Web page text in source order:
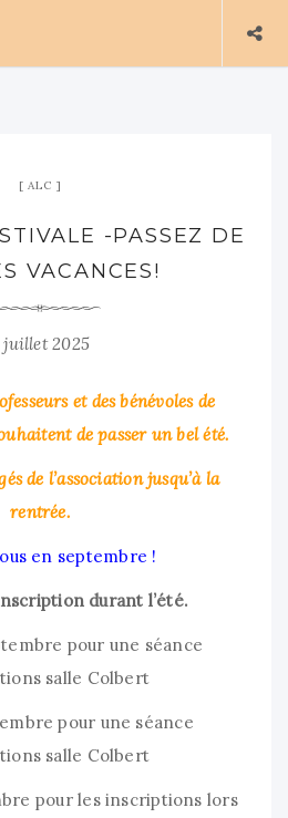
ALC
-PASSEZ DE
VACANCES!
juillet 2025
et des bénévoles de
de passer un bel été.
de l’association jusqu’à la
rentrée.
en septembre !
durant l’été.
pour une séance
salle Colbert
pour une séance
salle Colbert
pour les inscriptions lors